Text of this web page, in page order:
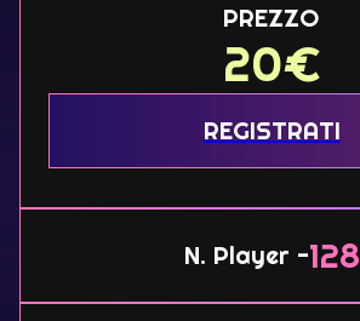
PREZZO
20€
REGISTRATI
N. Player -128